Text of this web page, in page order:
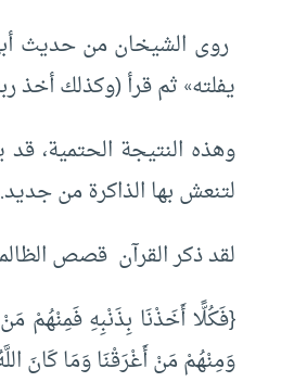
روى الشيخان من حديث
يفلته» ثم قرأ (وكذلك أخذ
وهذه النتيجة الحتمية،
لتنعش بها الذاكرة من جديد.
لقد ذكر القرآن قصص
{فَكُلًّا أَخَذْنَا بِذَنْبِهِ فَمِنْهُمْ
وَمِنْهُمْ مَنْ أَغْرَقْنَا وَمَا كَانَ